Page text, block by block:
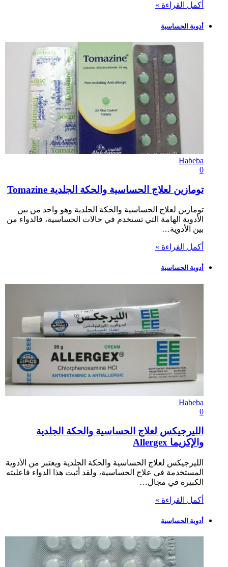
أكمل القراءة »
أدوية الحساسية
Habeba
0
تومازين لعلاج الحساسية والحكة الجلدية Tomazine
تومازين لعلاج الحساسية والحكة الجلدية وهو واحد من بين
الأدوية الهامة التي تستخدم في حالات الحساسية، فالدواء من
بين الأدوية…
أكمل القراءة »
أدوية الحساسية
Habeba
0
الليرجيكس لعلاج الحساسية والحكة الجلدية
والإكزيما Allergex
الليرجيكس لعلاج الحساسية والحكة الجلدية ويعتبر من الأدوية
المستخدمة في علاج الحساسية، ولقد أثبت هذا الدواء فاعليته
الكبيرة في مجال…
أكمل القراءة »
أدوية الحساسية